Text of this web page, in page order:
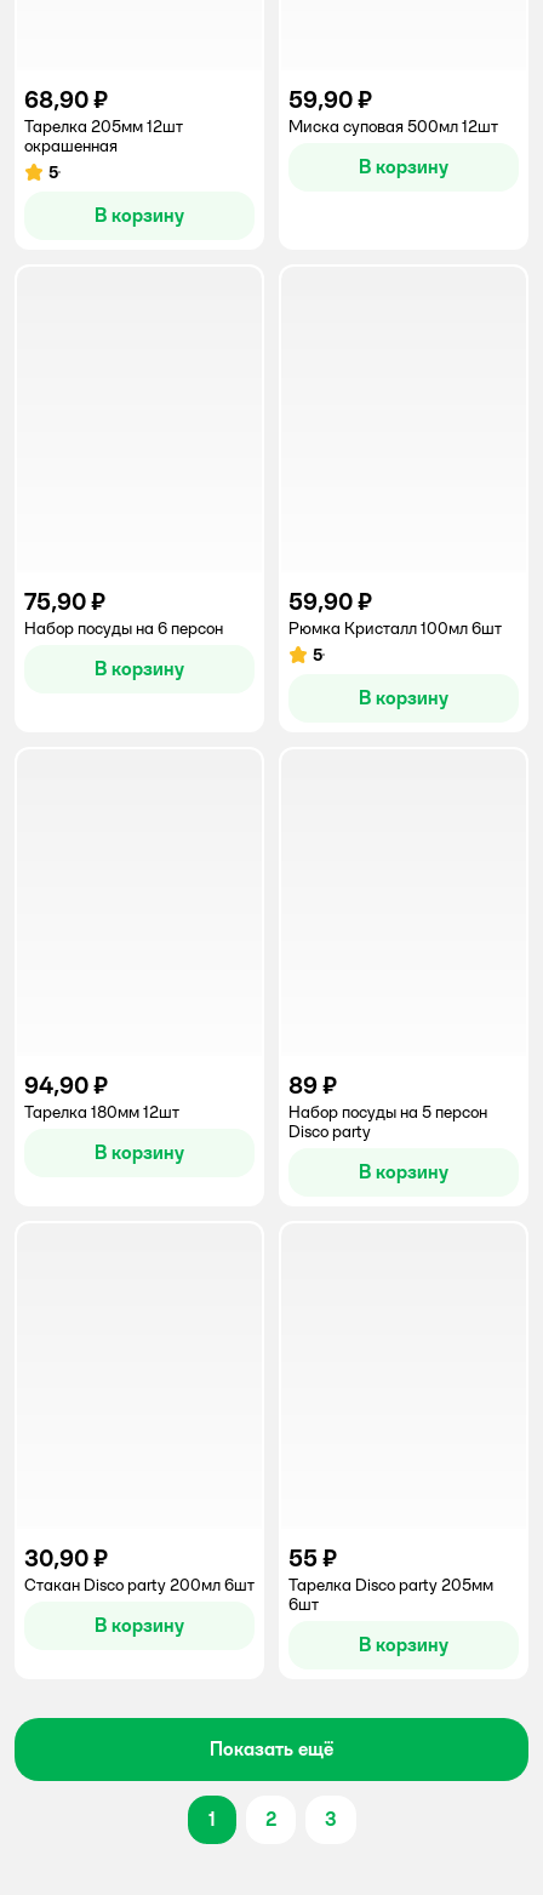
68,90 ₽
Тарелка 205мм 12шт
окрашенная
Рейтинг:
5
В корзину
59,90 ₽
Миска суповая 500мл 12шт
В корзину
75,90 ₽
Набор посуды на 6 персон
В корзину
59,90 ₽
Рюмка Кристалл 100мл 6шт
Рейтинг:
5
В корзину
94,90 ₽
Тарелка 180мм 12шт
В корзину
89 ₽
Набор посуды на 5 персон
Disco party
В корзину
30,90 ₽
Стакан Disco party 200мл 6шт
В корзину
55 ₽
Тарелка Disco party 205мм
6шт
В корзину
Показать ещё
1 2 3